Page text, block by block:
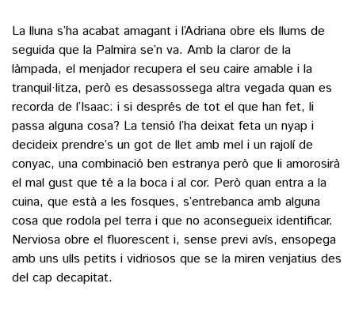
La lluna s’ha acabat amagant i l’Adriana obre els llums de
seguida que la Palmira se’n va. Amb la claror de la
làmpada, el menjador recupera el seu caire amable i la
tranquil·litza, però es desassossega altra vegada quan es
recorda de l’Isaac: i si després de tot el que han fet, li
passa alguna cosa? La tensió l’ha deixat feta un nyap i
decideix prendre’s un got de llet amb mel i un rajolí de
conyac, una combinació ben estranya però que li amorosirà
el mal gust que té a la boca i al cor. Però quan entra a la
cuina, que està a les fosques, s’entrebanca amb alguna
cosa que rodola pel terra i que no aconsegueix identificar.
Nerviosa obre el fluorescent i, sense previ avís, ensopega
amb uns ulls petits i vidriosos que se la miren venjatius des
del cap decapitat.